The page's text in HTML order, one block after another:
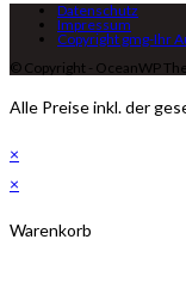
Datenschutz
Impressum
Copyright gmg-Ihr
© Copyright - OceanWP
Alle Preise inkl. der
×
×
Warenkorb